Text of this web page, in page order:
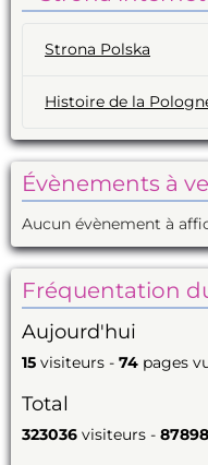
Strona Polska
Histoire de la
Évènements à
Aucun évènement à
Fréquentation
Aujourd'hui
15 visiteurs - 74 pages
Total
323036 visiteurs -